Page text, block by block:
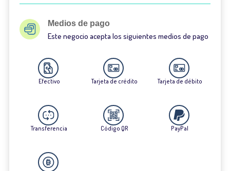
Medios de pago
Este negocio acepta los siguientes medios de pago
Efectivo Tarjeta de crédito Tarjeta de débito
Transferencia Código QR PayPal